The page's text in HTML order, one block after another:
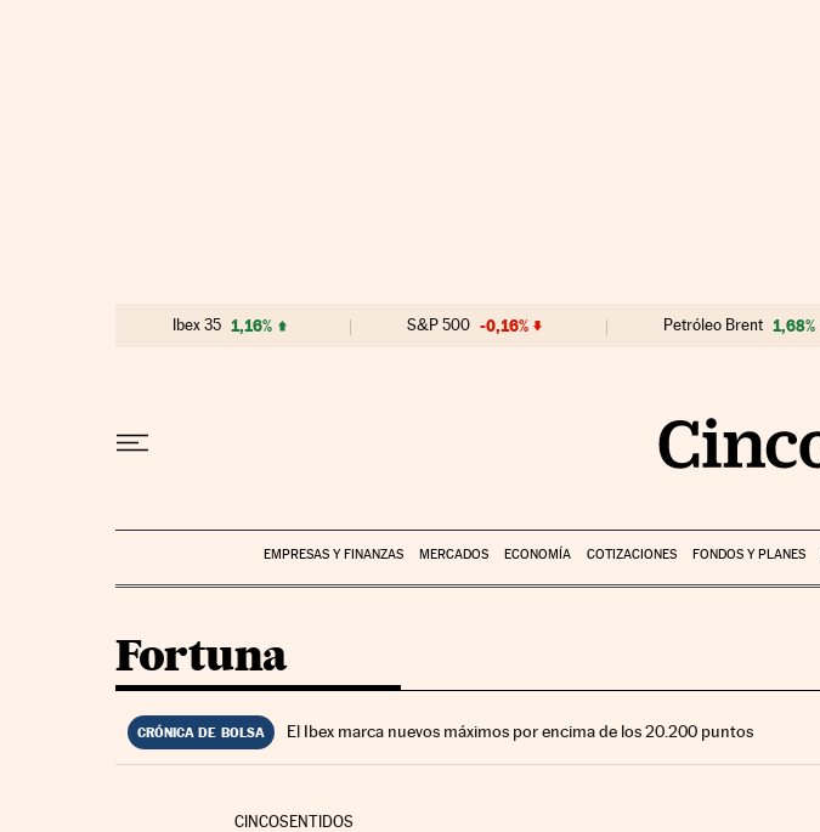
Ibex 35 1,16% S&P 500 -0,16% Petróleo Brent 1,68%
EMPRESAS Y FINANZAS MERCADOS ECONOMÍA COTIZACIONES FONDOS Y PLANES
Fortuna
CRÓNICA DE BOLSA El Ibex marca nuevos máximos por encima de los 20.200 puntos
CINCOSENTIDOS